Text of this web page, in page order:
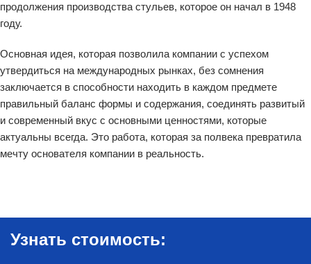
продолжения производства стульев, которое он начал в 1948
году.
Основная идея, которая позволила компании с успехом
утвердиться на международных рынках, без сомнения
заключается в способности находить в каждом предмете
правильный баланс формы и содержания, соединять развитый
и современный вкус с основными ценностями, которые
актуальны всегда. Это работа, которая за полвека превратила
мечту основателя компании в реальность.
Узнать стоимость: